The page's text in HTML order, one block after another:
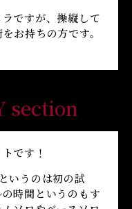
ですが、操縦して
お持ちの方です。
section
です！
いうのは初の試
時間というのもす